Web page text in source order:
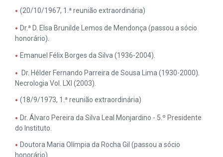
(20/10/1967, 1.ª reunião extraordinária)
Dr.ª D. Elsa Brunilde Lemos de Mendonça (passou a sócio
honorário).
Emanuel Félix Borges da Silva (1936-2004).
Dr. Hélder Fernando Parreira de Sousa Lima (1930-2000).
Necrologia Vol. LXI (2003).
(18/9/1973, 1.ª reunião extraordinária)
Dr. Álvaro Pereira da Silva Leal Monjardino - 5.º Presidente
do Instituto.
Doutora Maria Olímpia da Rocha Gil (passou a sócio
honorário).